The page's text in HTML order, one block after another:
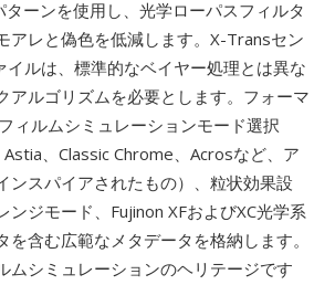
ーンを使用し、光学ローパスフィルタ
アレと偽色を低減します。X-Transセン
イルは、標準的なベイヤー処理とは異な
アルゴリズムを必要とします。フォーマ
ィルムシミュレーションモード選択
Astia、Classic Chrome、Acrosなど、ア
ンスパイアされたもの）、粒状効果設
ンジモード、Fujinon XFおよびXC光学系
を含む広範なメタデータを格納します。
ムシミュレーションのヘリテージです